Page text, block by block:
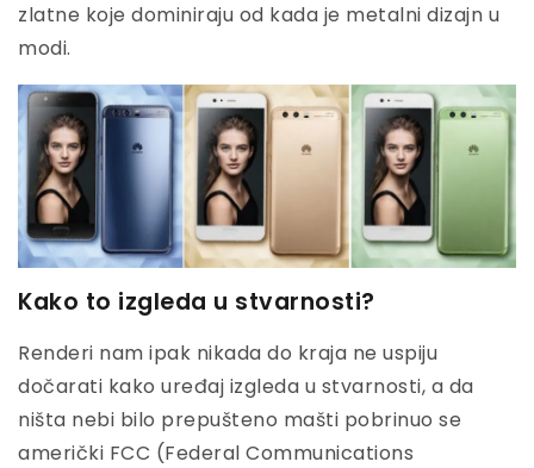
zlatne koje dominiraju od kada je metalni dizajn u
modi.
Kako to izgleda u stvarnosti?
Renderi nam ipak nikada do kraja ne uspiju
dočarati kako uređaj izgleda u stvarnosti, a da
ništa nebi bilo prepušteno mašti pobrinuo se
američki FCC (Federal Communications